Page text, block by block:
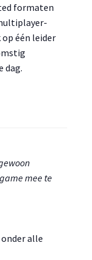
formaten
één leider
dag.
mee te
alle